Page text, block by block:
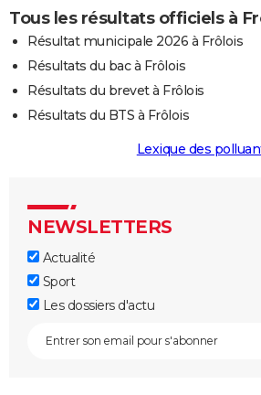
Tous les résultats officiels à
Résultat municipale 2026 à Frôlois
Résultats du bac à Frôlois
Résultats du brevet à Frôlois
Résultats du BTS à Frôlois
Lexique des
NEWSLETTERS
Actualité
Sport
Les dossiers d'actu